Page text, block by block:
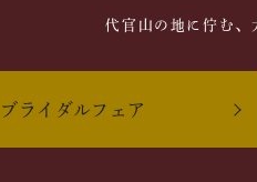
代官山の地に佇む
ブライダルフェア